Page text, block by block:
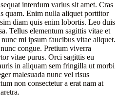
interdum varius sit amet. Cras
quam. Enim nulla aliquet porttitor
diam quis enim lobortis. Leo duis
Tellus elementum sagittis vitae et
mi ipsum faucibus vitae aliquet.
congue. Pretium viverra
vitae purus. Orci sagittis eu
in aliquam sem fringilla ut morbi
malesuada nunc vel risus
non consectetur a erat nam at